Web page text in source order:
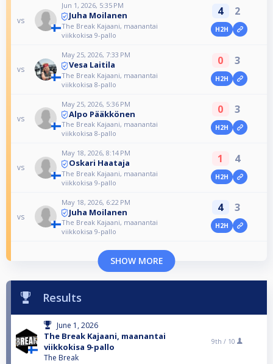
vs
Jun 1, 2026, 5:35 PM
Juha Moilanen
The Break Kajaani, maanantai
viikkokisa 9-pallo
4 2
H2H
vs
May 25, 2026, 7:33 PM
Vesa Laitila
The Break Kajaani, maanantai
viikkokisa 8-pallo
0 3
H2H
vs
May 25, 2026, 5:36 PM
Alpo Pääkkönen
The Break Kajaani, maanantai
viikkokisa 8-pallo
0 3
H2H
vs
May 18, 2026, 8:14 PM
Oskari Haataja
The Break Kajaani, maanantai
viikkokisa 9-pallo
1 4
H2H
vs
May 18, 2026, 6:22 PM
Juha Moilanen
The Break Kajaani, maanantai
viikkokisa 9-pallo
4 3
H2H
SHOW MORE
Results
June 1, 2026
The Break Kajaani, maanantai
viikkokisa 9-pallo
The Break
9th / 10